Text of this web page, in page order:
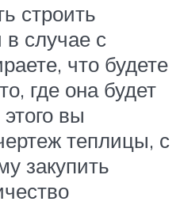
строить
в случае с
что будете
где она будет
вы
теплицы, с
закупить